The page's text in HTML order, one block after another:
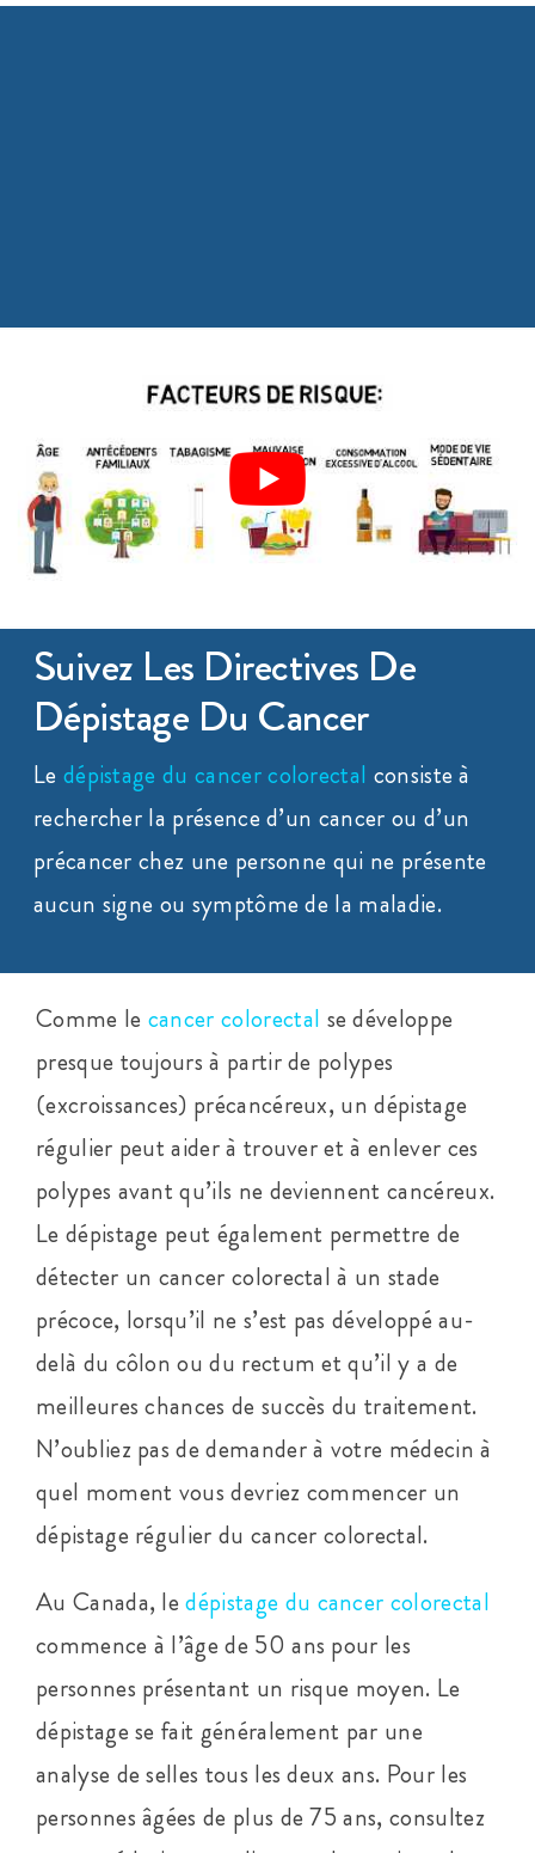
Suivez Les Directives De
Dépistage Du Cancer
Le dépistage du cancer colorectal consiste à
rechercher la présence d’un cancer ou d’un
précancer chez une personne qui ne présente
aucun signe ou symptôme de la maladie.
Comme le cancer colorectal se développe
presque toujours à partir de polypes
(excroissances) précancéreux, un dépistage
régulier peut aider à trouver et à enlever ces
polypes avant qu’ils ne deviennent cancéreux.
Le dépistage peut également permettre de
détecter un cancer colorectal à un stade
précoce, lorsqu’il ne s’est pas développé au-
delà du côlon ou du rectum et qu’il y a de
meilleures chances de succès du traitement.
N’oubliez pas de demander à votre médecin à
quel moment vous devriez commencer un
dépistage régulier du cancer colorectal.
Au Canada, ledépistage du cancer colorectal
commence à l’âge de 50 ans pour les
personnes présentant un risque moyen. Le
dépistage se fait généralement par une
analyse de selles tous les deux ans. Pour les
personnes âgées de plus de 75 ans, consultez